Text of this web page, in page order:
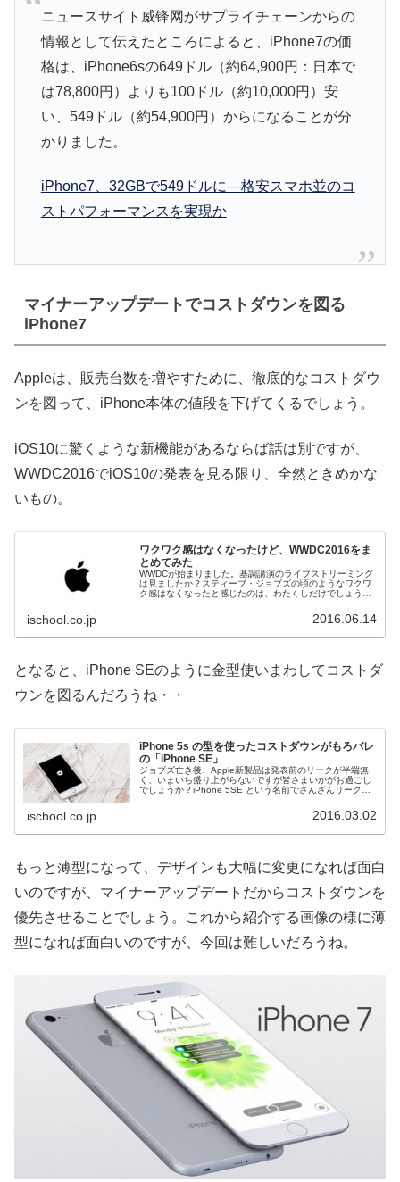
ニュースサイト威锋网がサプライチェーンからの
情報として伝えたところによると、iPhone7の価
格は、iPhone6sの649ドル（約64,900円：日本で
は78,800円）よりも100ドル（約10,000円）安
い、549ドル（約54,900円）からになることが分
かりました。
iPhone7、32GBで549ドルに―格安スマホ並のコ
ストパフォーマンスを実現か
マイナーアップデートでコストダウンを図る
iPhone7
Appleは、販売台数を増やすために、徹底的なコストダウ
ンを図って、iPhone本体の値段を下げてくるでしょう。
iOS10に驚くような新機能があるならば話は別ですが、
WWDC2016でiOS10の発表を見る限り、全然ときめかな
いもの。
ワクワク感はなくなったけど、WWDC2016をま
とめてみた
WWDCが始まりました。基調講演のライブストリーミング
は見ましたか？スティーブ・ジョブズの頃のようなワクワ
ク感はなくなったと感じたのは、わたくしだけでしょう
ischool.co.jp 2016.06.14
となると、iPhone SEのように金型使いまわしてコストダ
ウンを図るんだろうね・・
iPhone 5s の型を使ったコストダウンがもろバレ
の「iPhone SE」
ジョブズ亡き後、Apple新製品は発表前のリークが半端無
く、いまいち盛り上がらないですが皆さまいかがお過ごし
でしょうか？iPhone 5SE という名前でさんざんリークさ
ischool.co.jp 2016.03.02
もっと薄型になって、デザインも大幅に変更になれば面白
いのですが、マイナーアップデートだからコストダウンを
優先させることでしょう。これから紹介する画像の様に薄
型になれば面白いのですが、今回は難しいだろうね。